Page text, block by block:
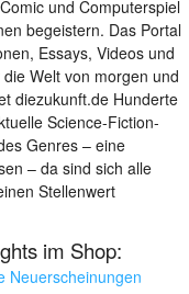
und Computerspiel
begeistern. Das Portal
Essays, Videos und
Welt von morgen und
diezukunft.de Hunderte
Science-Fiction-
Genres – eine
– da sind sich alle
Stellenwert
im Shop:
Neuerscheinungen